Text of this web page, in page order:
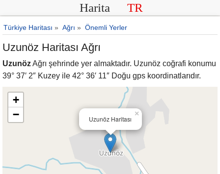
Harita TR
Türkiye Haritası » Ağrı » Önemli Yerler
Uzunöz Haritası Ağrı
UzunözAğrı şehrinde yer almaktadır. Uzunöz coğrafi konumu
39° 37′ 2″ Kuzey ile 42° 36′ 11″ Doğu gps koordinatlarıdır.
Uzunöz Haritası
×
+
−